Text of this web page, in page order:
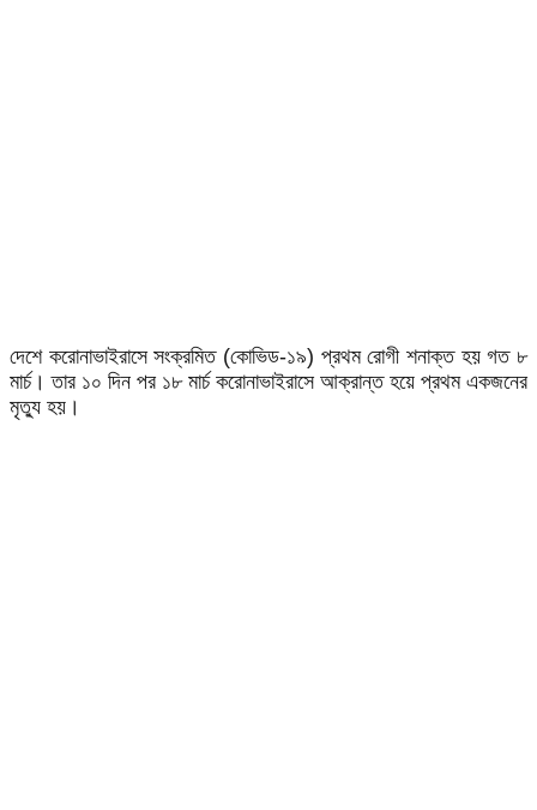
দেশে করোনাভাইরাসে সংক্রমিত (কোভিড-১৯) প্রথম রোগী শনাক্ত হয় গত ৮
মার্চ। তার ১০ দিন পর ১৮ মার্চ করোনাভাইরাসে আক্রান্ত হয়ে প্রথম একজনের
মৃত্যু হয়।